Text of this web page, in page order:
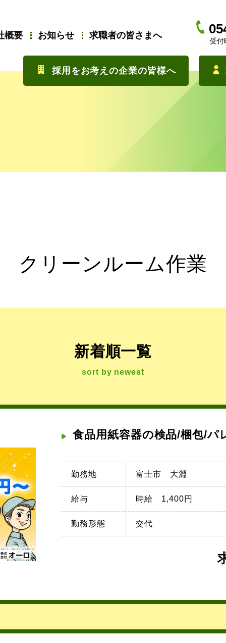
概要 お知らせ 求職者の皆さまへ
受付
採用をお考えの企業の皆様へ
クリーンルーム作業
新着順一覧
sort by newest
食品用紙容器の検品/梱包/パ
勤務地 富士市 大淵
給与 時給 1,400円
勤務形態 交代